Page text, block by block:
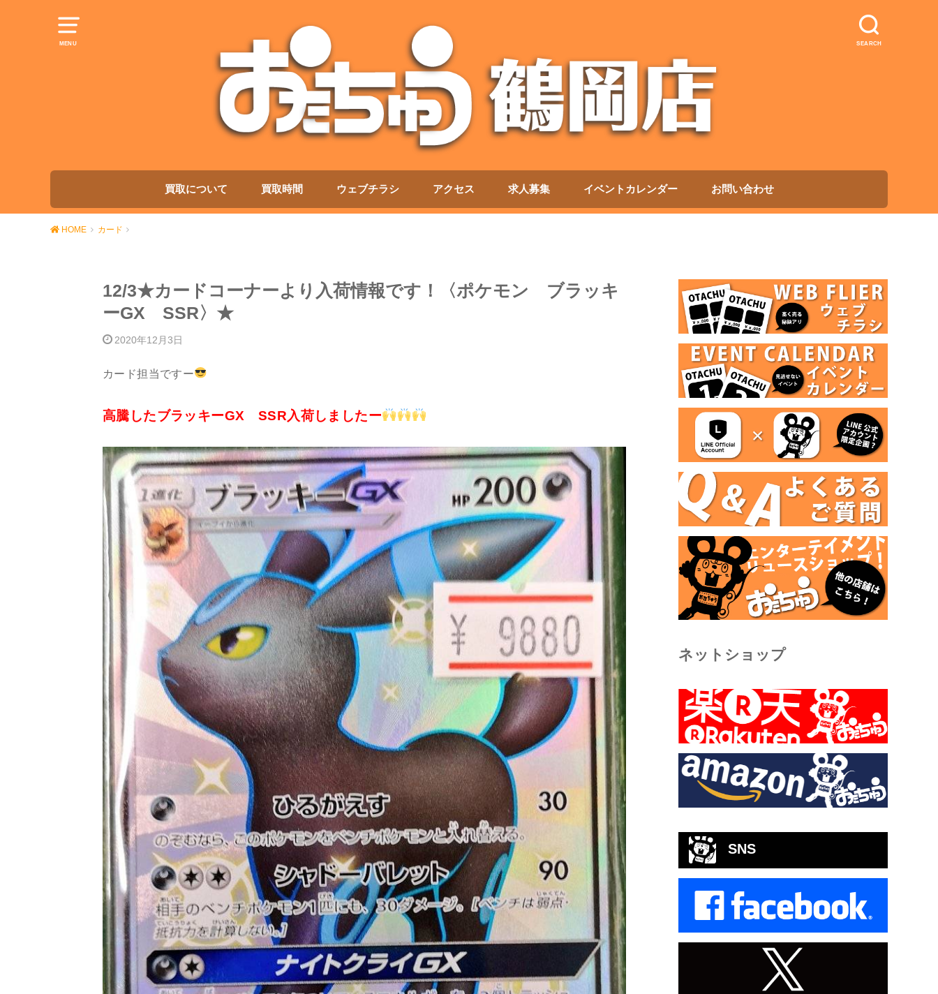
MENU SEARCH
買取について 買取時間 ウェブチラシ アクセス 求人募集 イベントカレンダー お問い合わせ
HOME カード
12/3★カードコーナーより入荷情報です！〈ポケモン ブラッキ
ーGX SSR〉★
2020年12月3日
カード担当ですー
高騰したブラッキーGX SSR入荷しましたー
ネットショップ
SNS